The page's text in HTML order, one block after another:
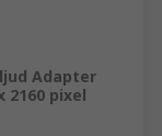
Adapter
2160 pixel